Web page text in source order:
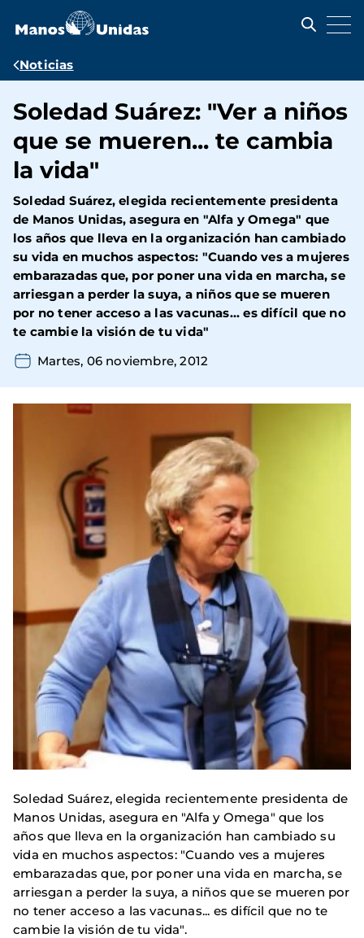
contenido
Ruta
navegación
Noticias
Soledad Suárez: "Ver a niños
que se mueren... te cambia
la vida"
Soledad Suárez, elegida recientemente presidenta
de Manos Unidas, asegura en "Alfa y Omega" que
los años que lleva en la organización han cambiado
su vida en muchos aspectos: "Cuando ves a mujeres
embarazadas que, por poner una vida en marcha, se
arriesgan a perder la suya, a niños que se mueren
por no tener acceso a las vacunas... es difícil que no
te cambie la visión de tu vida"
Martes, 06 noviembre, 2012
Soledad Suárez, elegida recientemente presidenta de
Manos Unidas, asegura en "Alfa y Omega" que los
años que lleva en la organización han cambiado su
vida en muchos aspectos: "Cuando ves a mujeres
embarazadas que, por poner una vida en marcha, se
arriesgan a perder la suya, a niños que se mueren por
no tener acceso a las vacunas... es difícil que no te
cambie la visión de tu vida".